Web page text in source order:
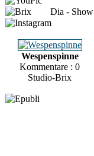
Dia - Show
Wespenspinne
Kommentare : 0
Studio-Brix